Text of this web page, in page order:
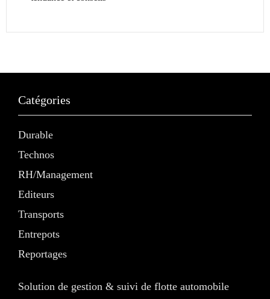
Catégories
Durable
Technos
RH/Management
Editeurs
Transports
Entrepots
Reportages
Solution de gestion & suivi de flotte automobile